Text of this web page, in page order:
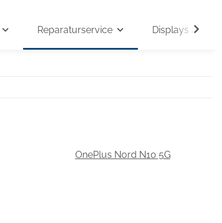
Reparaturservice Displays auf
OnePlus Nord N10 5G